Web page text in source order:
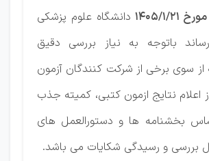
1/21
دانشگاه علوم پزشکی
باتوجه به نیاز بررسی دقیق
از سوی برخی از شرکت کنندگان آزمون
اعلام نتایج ازمون کتبی، کمیته جذب
بخشنامه ها و دستورالعمل های
بررسی و رسیدگی شکایات می باشد.